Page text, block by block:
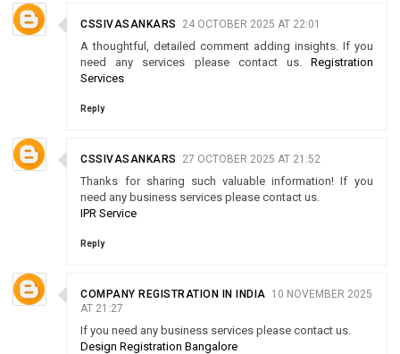
CSSIVASANKARS 24 OCTOBER 2025 AT 22:01
A thoughtful, detailed comment adding insights. If you
need any services please contact us. Registration
Services
Reply
CSSIVASANKARS 27 OCTOBER 2025 AT 21:52
Thanks for sharing such valuable information! If you
need any business services please contact us.
IPR Service
Reply
COMPANY REGISTRATION IN INDIA 10 NOVEMBER 2025
AT 21:27
If you need any business services please contact us.
Design Registration Bangalore